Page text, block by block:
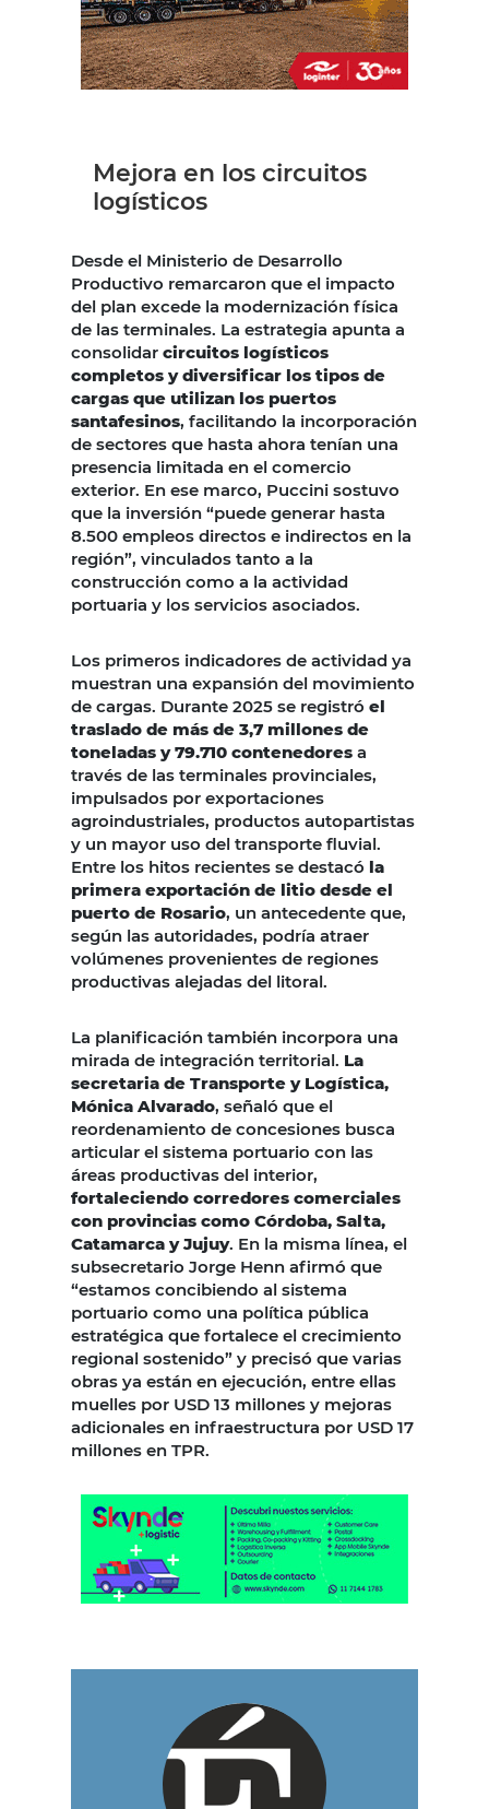
Mejora en los circuitos
logísticos
Desde el Ministerio de Desarrollo
Productivo remarcaron que el impacto
del plan excede la modernización física
de las terminales. La estrategia apunta a
consolidar circuitos logísticos
completos y diversificar los tipos de
cargas que utilizan los puertos
santafesinos, facilitando la incorporación
de sectores que hasta ahora tenían una
presencia limitada en el comercio
exterior. En ese marco, Puccini sostuvo
que la inversión “puede generar hasta
8.500 empleos directos e indirectos en la
región”, vinculados tanto a la
construcción como a la actividad
portuaria y los servicios asociados.
Los primeros indicadores de actividad ya
muestran una expansión del movimiento
de cargas. Durante 2025 se registró el
traslado de más de 3,7 millones de
toneladas y 79.710 contenedores a
través de las terminales provinciales,
impulsados por exportaciones
agroindustriales, productos autopartistas
y un mayor uso del transporte fluvial.
Entre los hitos recientes se destacó la
primera exportación de litio desde el
puerto de Rosario, un antecedente que,
según las autoridades, podría atraer
volúmenes provenientes de regiones
productivas alejadas del litoral.
La planificación también incorpora una
mirada de integración territorial. La
secretaria de Transporte y Logística,
Mónica Alvarado, señaló que el
reordenamiento de concesiones busca
articular el sistema portuario con las
áreas productivas del interior,
fortaleciendo corredores comerciales
con provincias como Córdoba, Salta,
Catamarca y Jujuy. En la misma línea, el
subsecretario Jorge Henn afirmó que
“estamos concibiendo al sistema
portuario como una política pública
estratégica que fortalece el crecimiento
regional sostenido” y precisó que varias
obras ya están en ejecución, entre ellas
muelles por USD 13 millones y mejoras
adicionales en infraestructura por USD 17
millones en TPR.